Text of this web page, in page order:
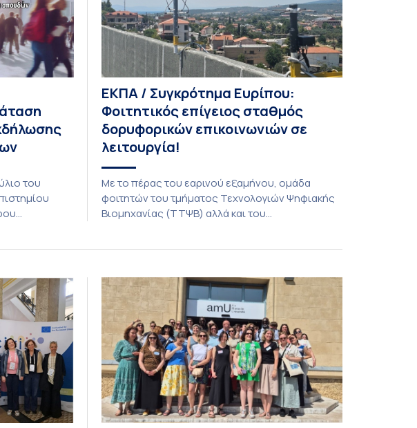
του
φοίτηση σε
του
Κύπρου για
τη Δευτέρα
ΕΚΠΑ / Συγκρότημα Ευρίπου:
Φοιτητικός επίγειος σταθμός
δορυφορικών επικοινωνιών σε
λειτουργία!
Με το πέρας του εαρινού εξαμήνου, ομάδα
φοιτητών του τμήματος Τεχνολογιών Ψηφιακής
Βιομηχανίας (ΤΤΨΒ) αλλά και του
λειτουργεί πλέον στο Συγκρότημα Ευρίπου και
εντάσσεται στο παγκόσμιο δίκτυο SatNOGS. Η
ιδέα προέκυψε έπειτα από την επίσκεψη
φοιτητών του ΤΤΨΒ στο Open Source […]